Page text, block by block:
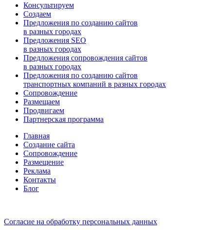
Консультируем
Создаем
Предложения по созданию сайтов
в разных городах
Предложения SEO
в разных городах
Предложения сопровождения сайтов
в разных городах
Предложения по cозданию сайтов
транспортных компаний в разных городах
Сопровождение
Размещаем
Продвигаем
Партнерская программа
Главная
Создание сайта
Сопровождение
Размещение
Реклама
Контакты
Блог
Согласие на обработку персональных данных